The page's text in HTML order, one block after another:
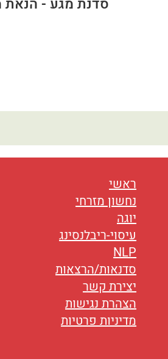
סדנת מגע - הנאת
ראשי
נחשון מזרחי
יוגה
עיסוי-ריבלנסינג
NLP
סדנאות/הרצאות
יצירת קשר
הצהרת נגישות
מדיניות פרטיות